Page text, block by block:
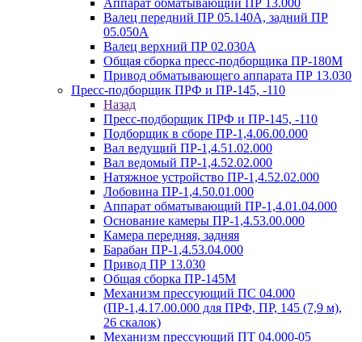
Аппарат обматывающий ПР 13.000
Валец передний ПР 05.140A, задний ПР
05.050A
Валец верхний ПР 02.030A
Общая сборка пресс-подборщика ПР-180М
Привод обматывающего аппарата ПР 13.030
Пресс-подборщик ПРФ и ПР-145, -110
Назад
Пресс-подборщик ПРФ и ПР-145, -110
Подборщик в сборе ПР-1,4.06.00.000
Вал ведущий ПР-1,4.51.02.000
Вал ведомый ПР-1,4.52.02.000
Натяжное устройство ПР-1,4.52.02.000
Лобовина ПР-1,4.50.01.000
Аппарат обматывающий ПР-1,4.01.04.000
Основание камеры ПР-1,4.53.00.000
Камера передняя, задняя
Барабан ПР-1,4.53.04.000
Привод ПР 13.030
Общая сборка ПР-145М
Механизм прессующий ПС 04.000
(ПР-1,4.17.00.000 для ПРФ, ПР, 145 (7,9 м),
26 скалок)
Механизм прессующий ПТ 04.000-05